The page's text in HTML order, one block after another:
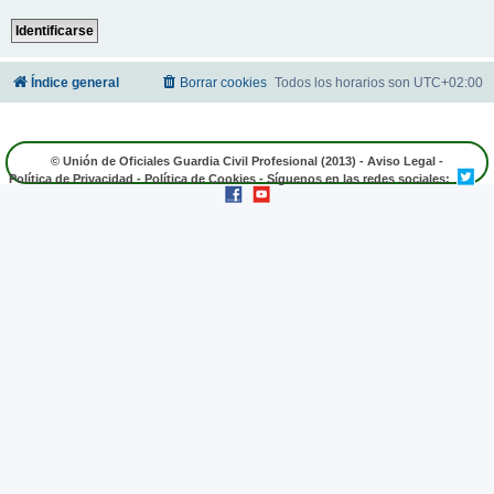
Índice general Todos los horarios son UTC+02:00
Borrar cookies
© Unión de Oficiales Guardia Civil Profesional (2013) - Aviso Legal -
Política de Privacidad - Política de Cookies - Síguenos en las redes sociales: